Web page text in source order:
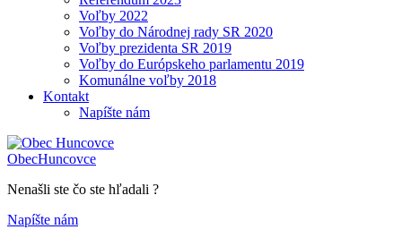
Voľby 2022
Voľby do Národnej rady SR 2020
Voľby prezidenta SR 2019
Voľby do Európskeho parlamentu 2019
Komunálne voľby 2018
Kontakt
Napíšte nám
ObecHuncovce
Nenašli ste čo ste hľadali ?
Napíšte nám